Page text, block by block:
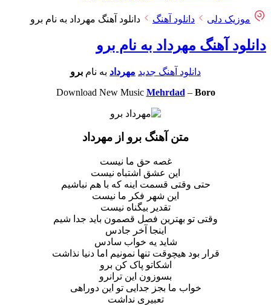
موزیک دلی دانلود آهنگ دانلود آهنگ مهرداد به نام برو
دانلود آهنگ مهرداد به نام برو
دانلود آهنگ جدید مهرداد به نام برو
Download New Music Mehrdad – Boro
متن آهنگ برو از مهرداد
غصه حق ما نیست
این عشق اشتباه نیست
حتی وقتی قسمت اینه که با هم نباشیم
این شهر فکر ما نیست
تقدیر بیگناه نیست
وقتی تو بهترین فصل قصمون باید جدا شیم
اینجا آخر جادس
شاید یه خواب سادس
قرار بود هیچوقت تنها نمونیم اما دنیا نذاشت
اشکاتو پاک کن برو
بسوزون این ترانرو
خواب ما بجز جدایی تو این دوراهی
تعبیری نداشت